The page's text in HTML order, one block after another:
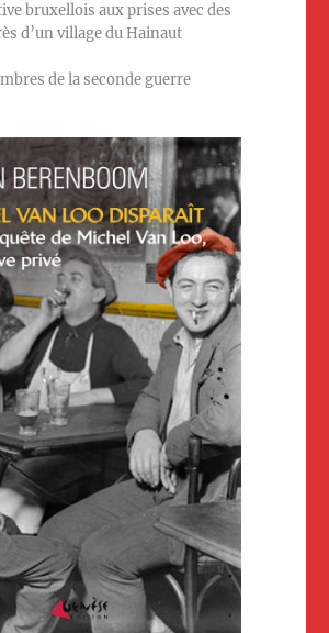
bruxellois aux prises avec des
d’un village du Hainaut
de la seconde guerre